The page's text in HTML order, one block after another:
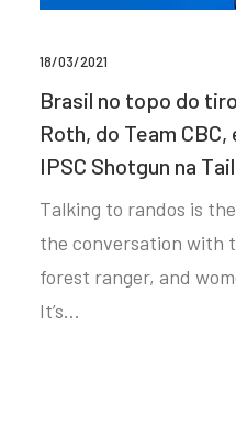
18/03/2021
Brasil no topo do
Roth, do Team
IPSC Shotgun na
Talking to randos is
the conversation with
forest ranger, and
It’s…